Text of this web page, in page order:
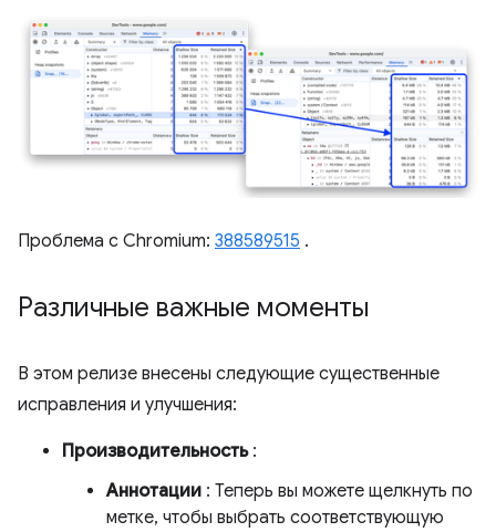
Проблема с Chromium: 388589515 .
Различные важные моменты
В этом релизе внесены следующие существенные
исправления и улучшения:
Производительность:
Аннотации : Теперь вы можете щелкнуть по
метке, чтобы выбрать соответствующую